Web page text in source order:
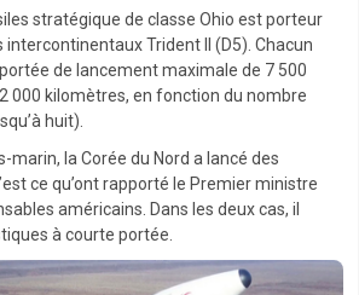
stratégique de classe Ohio est porteur
Trident II (D5). Chacun
de lancement maximale de 7 500
000 kilomètres, en fonction du nombre
huit).
marin, la Corée du Nord a lancé des
ce qu’ont rapporté le Premier ministre
américains. Dans les deux cas, il
à courte portée.